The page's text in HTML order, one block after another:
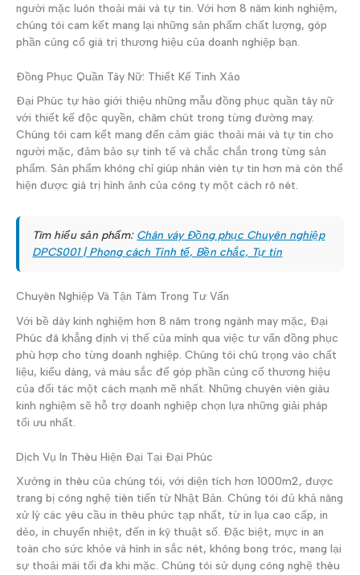
người mặc luôn thoải mái và tự tin. Với hơn 8 năm kinh nghiệm,
chúng tôi cam kết mang lại những sản phẩm chất lượng, góp
phần củng cố giá trị thương hiệu của doanh nghiệp bạn.
Đồng Phục Quần Tây Nữ: Thiết Kế Tinh Xảo
Đại Phúc tự hào giới thiệu những mẫu đồng phục quần tây nữ
với thiết kế độc quyền, chăm chút trong từng đường may.
Chúng tôi cam kết mang đến cảm giác thoải mái và tự tin cho
người mặc, đảm bảo sự tinh tế và chắc chắn trong từng sản
phẩm. Sản phẩm không chỉ giúp nhân viên tự tin hơn mà còn thể
hiện được giá trị hình ảnh của công ty một cách rõ nét.
Tìm hiểu sản phẩm: Chân váy Đồng phục Chuyên nghiệp
DPCS001 | Phong cách Tinh tế, Bền chắc, Tự tin
Chuyên Nghiệp Và Tận Tâm Trong Tư Vấn
Với bề dày kinh nghiệm hơn 8 năm trong ngành may mặc, Đại
Phúc đã khẳng định vị thế của mình qua việc tư vấn đồng phục
phù hợp cho từng doanh nghiệp. Chúng tôi chú trọng vào chất
liệu, kiểu dáng, và màu sắc để góp phần củng cố thương hiệu
của đối tác một cách mạnh mẽ nhất. Những chuyên viên giàu
kinh nghiệm sẽ hỗ trợ doanh nghiệp chọn lựa những giải pháp
tối ưu nhất.
Dịch Vụ In Thêu Hiện Đại Tại Đại Phúc
Xưởng in thêu của chúng tôi, với diện tích hơn 1000m2, được
trang bị công nghệ tiên tiến từ Nhật Bản. Chúng tôi đủ khả năng
xử lý các yêu cầu in thêu phức tạp nhất, từ in lụa cao cấp, in
dẻo, in chuyển nhiệt, đến in kỹ thuật số. Đặc biệt, mực in an
toàn cho sức khỏe và hình in sắc nét, không bong tróc, mang lại
sự thoải mái tối đa khi mặc. Chúng tôi sử dụng công nghệ thêu